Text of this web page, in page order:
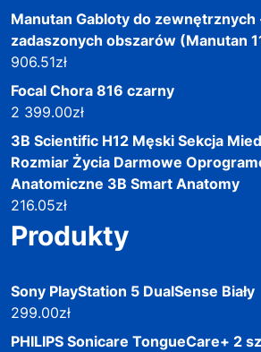
Manutan Gabloty do zewnętrznych
zadaszonych obszarów (Manutan
906.51zł
Focal Chora 816 czarny
2 399.00zł
3B Scientific H12 Męski Sekcja
Rozmiar Życia Darmowe
Anatomiczne 3B Smart Anatomy
216.05zł
Produkty
Sony PlayStation 5 DualSense Biały
299.00zł
PHILIPS Sonicare TongueCare+ 2